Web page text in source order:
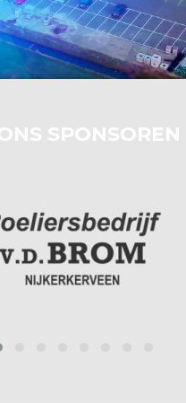
SPONSOREN